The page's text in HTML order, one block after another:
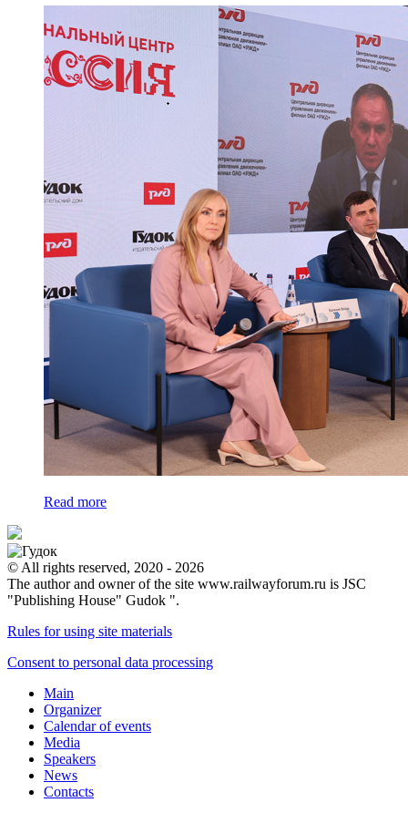
Read more
© All rights reserved, 2020 - 2026
The author and owner of the site www.railwayforum.ru is JSC
"Publishing House" Gudok ".
Rules for using site materials
Consent to personal data processing
Main
Organizer
Calendar of events
Media
Speakers
News
Contacts